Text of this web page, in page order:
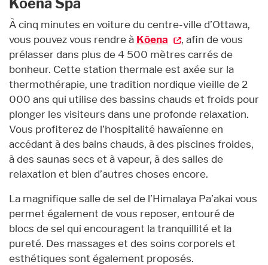
À cinq minutes en voiture du centre-ville d’Ottawa,
vous pouvez vous rendre à Kōena
, afin de vous
prélasser dans plus de 4 500 mètres carrés de
bonheur. Cette station thermale est axée sur la
thermothérapie, une tradition nordique vieille de 2
000 ans qui utilise des bassins chauds et froids pour
plonger les visiteurs dans une profonde relaxation.
Vous profiterez de l’hospitalité hawaïenne en
accédant à des bains chauds, à des piscines froides,
à des saunas secs et à vapeur, à des salles de
relaxation et bien d’autres choses encore.
La magnifique salle de sel de l’Himalaya Pa’akai vous
permet également de vous reposer, entouré de
blocs de sel qui encouragent la tranquillité et la
pureté. Des massages et des soins corporels et
esthétiques sont également proposés.